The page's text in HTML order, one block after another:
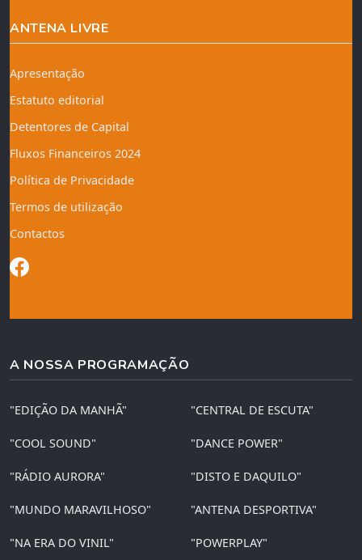
ANTENA LIVRE
Apresentação
Estatuto editorial
Detentores de Capital
Fluxos Financeiros 2024
Política de Privacidade
Termos de utilização
Contactos
A NOSSA PROGRAMAÇÃO
"EDIÇÃO DA MANHÃ" "CENTRAL DE ESCUTA"
"COOL SOUND" "DANCE POWER"
"RÁDIO AURORA" "DISTO E DAQUILO"
"MUNDO MARAVILHOSO" "ANTENA DESPORTIVA"
"NA ERA DO VINIL" "POWERPLAY"